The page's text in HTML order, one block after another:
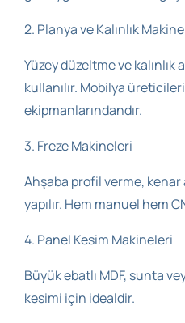
2. Planya ve Kalınlık
Yüzey düzeltme ve
kullanılır. Mobilya
ekipmanlarındandır.
3. Freze Makineleri
Ahşaba profil verme,
yapılır. Hem manuel hem
4. Panel Kesim Makineleri
Büyük ebatlı MDF, sunta
kesimi için idealdir.